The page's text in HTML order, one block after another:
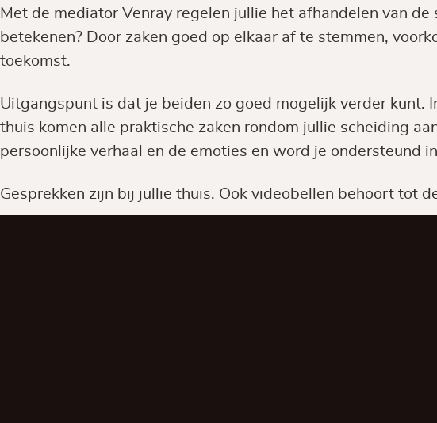
Met de mediator Venray regelen jullie het afhandelen van
betekenen? Door zaken goed op elkaar af te stemmen,
toekomst.
Uitgangspunt is dat je beiden zo goed mogelijk verder kunt.
thuis komen alle praktische zaken rondom jullie scheiding
persoonlijke verhaal en de emoties en word je ondersteund
Gesprekken zijn bij jullie thuis. Ook videobellen behoort tot